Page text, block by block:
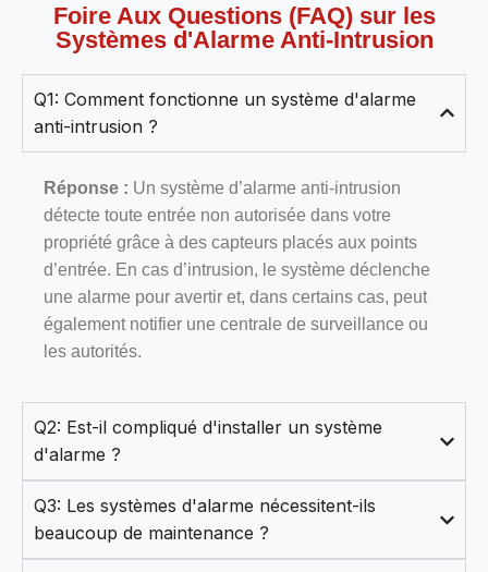
Foire Aux Questions (FAQ) sur les
Systèmes d'Alarme Anti-Intrusion
Q1: Comment fonctionne un système d'alarme
anti-intrusion ?
Réponse : Un système d’alarme anti-intrusion
détecte toute entrée non autorisée dans votre
propriété grâce à des capteurs placés aux points
d’entrée. En cas d’intrusion, le système déclenche
une alarme pour avertir et, dans certains cas, peut
également notifier une centrale de surveillance ou
les autorités.
Q2: Est-il compliqué d'installer un système
d'alarme ?
Q3: Les systèmes d'alarme nécessitent-ils
beaucoup de maintenance ?